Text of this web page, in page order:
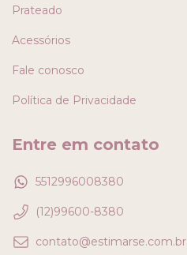
Prateado
Acessórios
Fale conosco
Política de Privacidade
Entre em contato
5512996008380
(12)99600-8380
contato@estimarse.com.br